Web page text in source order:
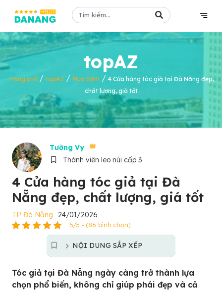
topAZ
Trang chủ / topAZ / Mua Sắm / 4 Cửa hàng tóc giả tại Đà Nẵng đẹp,
chất lượng, giá tốt
Tường Vy
Thành viên leo núi cấp 3
4 Cửa hàng tóc giả tại Đà
Nẵng đẹp, chất lượng, giá tốt
TP Đà Nẵng 24/01/2026
5/5 - (86 bình chọn)
NỘI DUNG SẮP XẾP
Tóc giả tại Đà Nẵng ngày càng trở thành lựa
chọn phổ biến, không chỉ giúp phái đẹp và cả